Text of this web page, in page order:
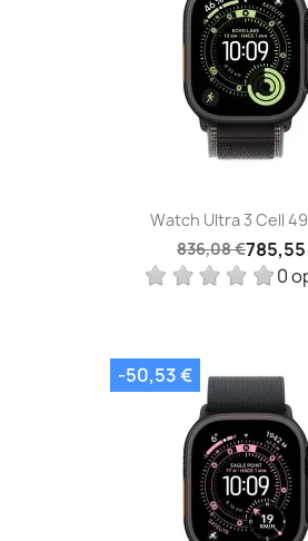
Watch Ultra 3 Cell
836,08 €
0
-50,53 €